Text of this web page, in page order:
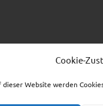
Cookie-
dieser Website werden